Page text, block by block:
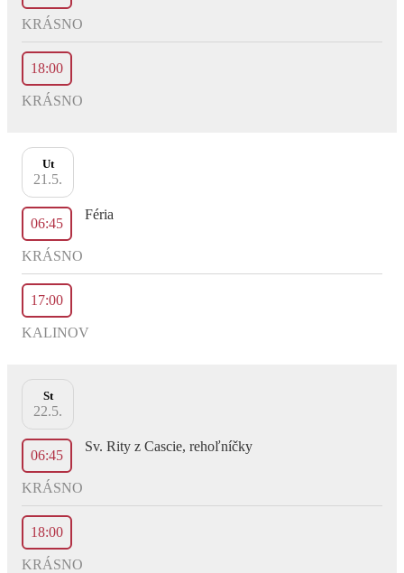
KRÁSNO
18:00
KRÁSNO
Ut
21.5.
06:45
Féria
KRÁSNO
17:00
KALINOV
St
22.5.
06:45
Sv. Rity z Cascie, rehoľníčky
KRÁSNO
18:00
KRÁSNO